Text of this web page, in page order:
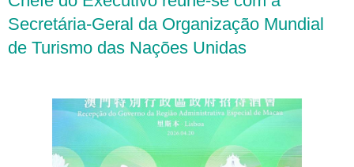
Secretária-Geral da Organização Mundial
de Turismo das Nações Unidas